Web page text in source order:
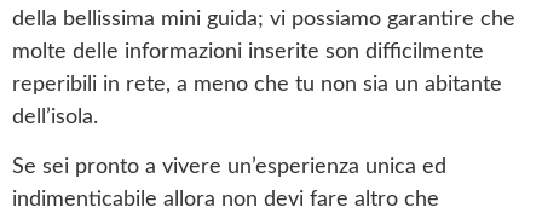
della bellissima mini guida; vi possiamo garantire che
molte delle informazioni inserite son difficilmente
reperibili in rete, a meno che tu non sia un abitante
dell’isola.
Se sei pronto a vivere un’esperienza unica ed
indimenticabile allora non devi fare altro che